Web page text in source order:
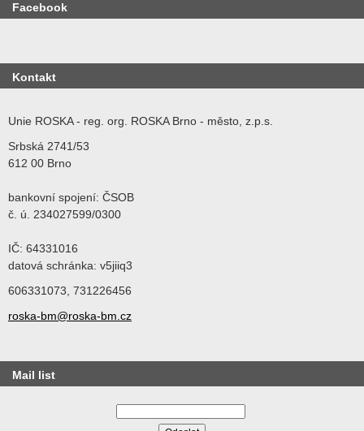
Facebook
Kontakt
Unie ROSKA - reg. org. ROSKA Brno - město, z.p.s.
Srbská 2741/53
612 00 Brno
bankovní spojení: ČSOB
č. ú. 234027599/0300
IČ: 64331016
datová schránka: v5jiiq3
606331073, 731226456
roska-bm@roska-bm.cz
Mail list